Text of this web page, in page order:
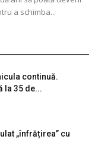
a schimba...
continuă.
la 35 de...
„înfrățirea” cu